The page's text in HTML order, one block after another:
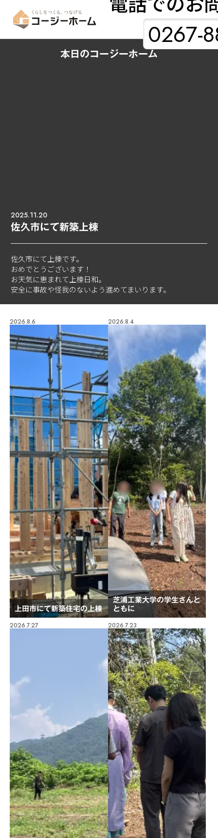
0267-
2025.11.20
佐久市にて新築上棟
佐久市にて上棟です。
おめでとうございます！
お天気に恵まれて上棟日和。
安全に事故や怪我のないよう進めてまいります。
本日のコージーホーム
2026.8.6
上田市にて新築住宅の上棟
2026.8.4
芝浦工業大学の学生さんと
ともに
2026.7.27 2026.7.23